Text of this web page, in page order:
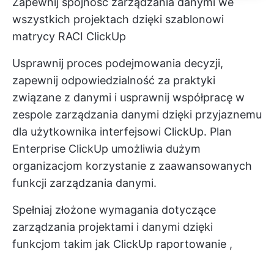
wszystkich projektach dzięki szablonowi
matrycy RACI ClickUp
Usprawnij proces podejmowania decyzji,
zapewnij odpowiedzialność za praktyki
związane z danymi i usprawnij współpracę w
zespole zarządzania danymi dzięki przyjaznemu
dla użytkownika interfejsowi ClickUp. Plan
Enterprise ClickUp umożliwia dużym
organizacjom korzystanie z zaawansowanych
funkcji zarządzania danymi.
Spełniaj złożone wymagania dotyczące
zarządzania projektami i danymi dzięki
funkcjom takim jak ClickUp raportowanie ,